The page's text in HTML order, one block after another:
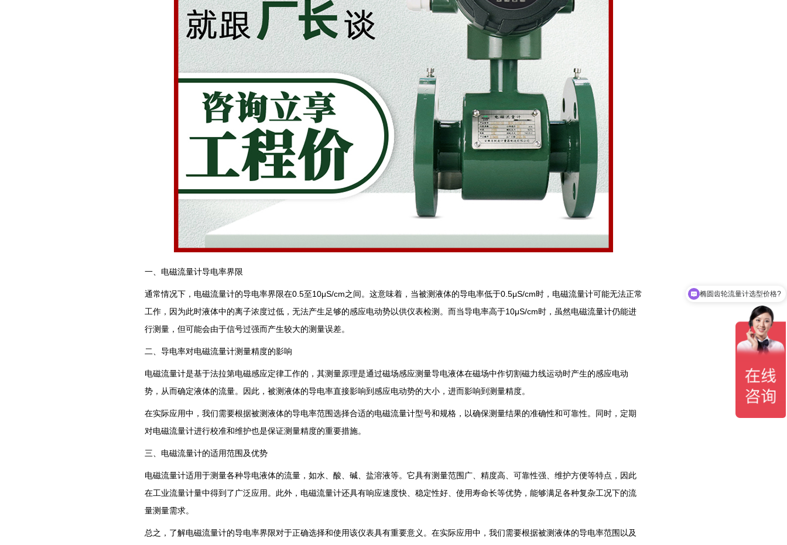
一、电磁流量计导电率界限
通常情况下，电磁流量计的导电率界限在0.5至10μS/cm之间。这意味着，当被测液体的导电率低于0.5μS/cm时，电磁流量计可能无法正常
工作，因为此时液体中的离子浓度过低，无法产生足够的感应电动势以供仪表检测。而当导电率高于10μS/cm时，虽然电磁流量计仍能进
行测量，但可能会由于信号过强而产生较大的测量误差。
二、导电率对电磁流量计测量精度的影响
电磁流量计是基于法拉第电磁感应定律工作的，其测量原理是通过磁场感应测量导电液体在磁场中作切割磁力线运动时产生的感应电动
势，从而确定液体的流量。因此，被测液体的导电率直接影响到感应电动势的大小，进而影响到测量精度。
在实际应用中，我们需要根据被测液体的导电率范围选择合适的电磁流量计型号和规格，以确保测量结果的准确性和可靠性。同时，定期
对电磁流量计进行校准和维护也是保证测量精度的重要措施。
三、电磁流量计的适用范围及优势
电磁流量计适用于测量各种导电液体的流量，如水、酸、碱、盐溶液等。它具有测量范围广、精度高、可靠性强、维护方便等特点，因此
在工业流量计量中得到了广泛应用。此外，电磁流量计还具有响应速度快、稳定性好、使用寿命长等优势，能够满足各种复杂工况下的流
量测量需求。
总之，了解电磁流量计的导电率界限对于正确选择和使用该仪表具有重要意义。在实际应用中，我们需要根据被测液体的导电率范围以及
椭圆齿轮流量计选型价格?